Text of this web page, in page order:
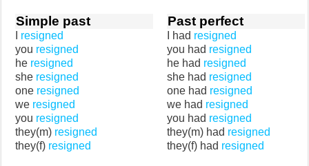
Simple past
resigned
you resigned
he resigned
she resigned
one resigned
we resigned
you resigned
they(m) resigned
they(f) resigned
Past perfect
I had resigned
you had resigned
he had resigned
she had resigned
one had resigned
we had resigned
you had resigned
they(m) had resigned
they(f) had resigned